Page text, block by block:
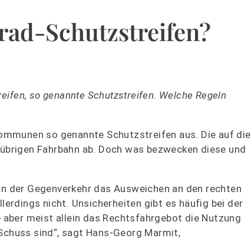
Schutzstreifen?
so genannte Schutzstreifen. Welche Regeln
so genannte Schutzstreifen aus. Die auf die
Fahrbahn ab. Doch was bezwecken diese und
Gegenverkehr das Ausweichen an den rechten
nicht. Unsicherheiten gibt es häufig bei der
meist allein das Rechtsfahrgebot die Nutzung
sind“, sagt Hans-Georg Marmit,